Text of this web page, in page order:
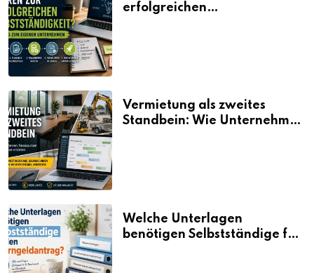
erfolgreichen
Vermietung als zweites
Standbein: Wie Unternehmen
Welche Unterlagen
benötigen Selbstständige für